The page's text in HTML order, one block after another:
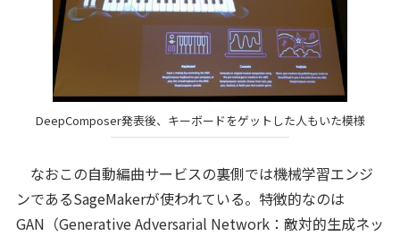
DeepComposer発表後、キーボードをゲットした人もいた模様
なおこの自動編曲サービスの裏側では機械学習エンジ
ンであるSageMakerが使われている。特徴的なのは
GAN（Generative Adversarial Network：敵対的生成ネッ